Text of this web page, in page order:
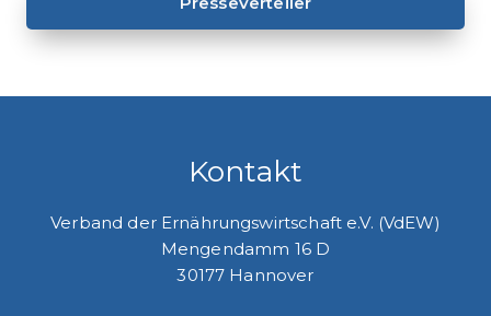
Kontakt
Verband der Ernährungswirtschaft e.V. (VdEW)
Mengendamm 16 D
30177 Hannover